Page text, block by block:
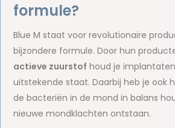
formule?
Blue M staat voor revolutionaire
bijzondere formule. Door hun
actieve zuurstof houd je
uitstekende staat. Daarbij heb je ook
de bacteriën in de mond in balans
nieuwe mondklachten ontstaan.